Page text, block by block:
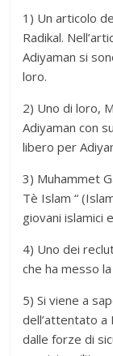
1) Un articolo
Radikal.
Adiyaman si
loro.
2) Uno di loro,
Adiyaman con
libero per
3) Muhammet
Tè Islam “
giovani islamici
4) Uno dei
che ha messo
5) Si viene a
dell’attentato
dalle forze di